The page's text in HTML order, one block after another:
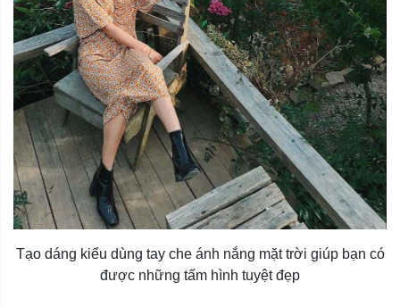
Tạo dáng kiểu dùng tay che ánh nắng mặt trời giúp bạn có
được những tấm hình tuyệt đẹp